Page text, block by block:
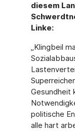
diesem
Linke:
„Klingbeil
Gesundheit
politische
alle hart